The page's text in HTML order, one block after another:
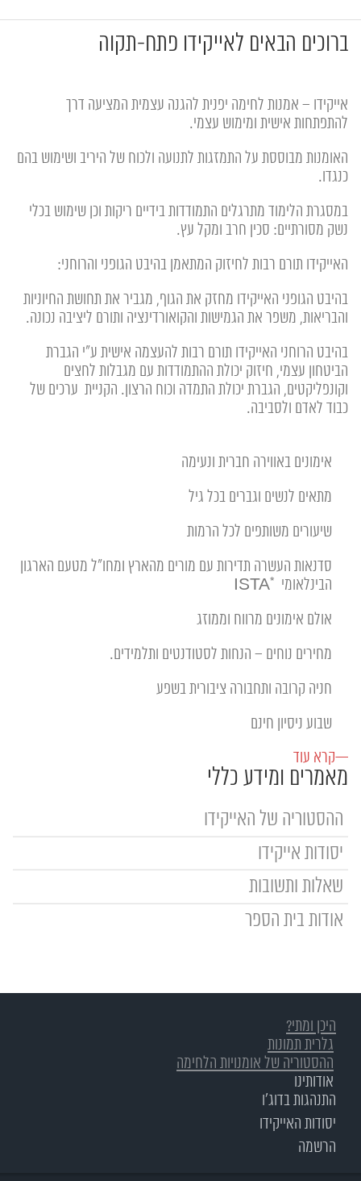
מאמרים ומידע כללי
ההסטוריה של האייקידו
יסודות אייקידו
שאלות ותשובות
אודות בית הספר
ברוכים הבאים לאייקידו פתח-תקוה
אייקידו – אמנות לחימה יפנית להגנה עצמית המציעה דרך
להתפתחות אישית ומימוש עצמי.
האומנות מבוססת על התמזגות לתנועה ולכוח של היריב ושימוש בהם
כנגדו.
במסגרת הלימוד מתרגלים התמודדות בידיים ריקות וכן שימוש בכלי
נשק מסורתיים: סכין חרב ומקל עץ.
האייקידו תורם רבות לחיזוק המתאמן בהיבט הגופני והרוחני:
בהיבט הגופני האייקידו מחזק את הגוף, מגביר את תחושת החיוניות
והבריאות, משפר את הגמישות והקואורדינציה ותורם ליציבה נכונה.
בהיבט הרוחני האייקידו תורם רבות להעצמה אישית ע"י הגברת
הביטחון עצמי, חיזוק יכולת ההתמודדות עם מגבלות לחצים
וקונפליקטים, הגברת יכולת התמדה וכוח הרצון. הקניית ערכים של
כבוד לאדם ולסביבה.
אימונים באווירה חברית ונעימה
מתאים לנשים וגברים בכל גיל
שיעורים משותפים לכל הרמות
סדנאות העשרה תדירות עם מורים מהארץ ומחו"ל מטעם הארגון
הבינלאומי ISTA*
אולם אימונים מרווח וממוזג
מחירים נוחים – הנחות לסטודנטים ותלמידים.
חניה קרובה ותחבורה ציבורית בשפע
שבוע ניסיון חינם
—קרא עוד
התנהגות בדוג’ו
יסודות האייקידו
הרשמה
היכן ומתי?
גלרית תמונות
ההסטוריה של אומנויות הלחימה
אודותינו